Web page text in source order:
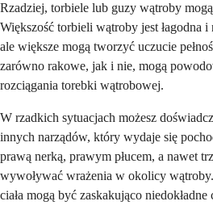
Rzadziej, torbiele lub guzy wątroby
Większość torbieli wątroby jest łagodna
ale większe mogą tworzyć uczucie
zarówno rakowe, jak i nie, mogą
rozciągania torebki wątrobowej.
W rzadkich sytuacjach możesz
innych narządów, który wydaje się
prawą nerką, prawym płucem, a nawet
wywoływać wrażenia w okolicy
ciała mogą być zaskakująco